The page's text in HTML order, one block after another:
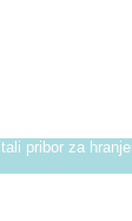
pribor za